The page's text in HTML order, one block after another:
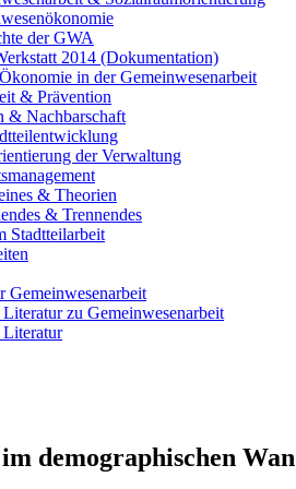
der GWA
2014 (Dokumentation)
in der Gemeinwesenarbeit
& Prävention
& Nachbarschaft
der Verwaltung
& Theorien
& Trennendes
Stadtteilarbeit
Gemeinwesenarbeit
Literatur zu Gemeinwesenarbeit
Literatur
demographischen